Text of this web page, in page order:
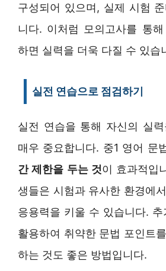
구성되어 있으며, 실제 시험
니다. 이처럼 모의고사를 통
하면 실력을 더욱 다질 수 있습
실전 연습으로 점검하기
실전 연습을 통해 자신의 실
매우 중요합니다. 중1 영어 문
간 제한을 두는 것이 효과적입
생들은 시험과 유사한 환경에
응용력을 키울 수 있습니다.
활용하여 취약한 문법 포인트
하는 것도 좋은 방법입니다.